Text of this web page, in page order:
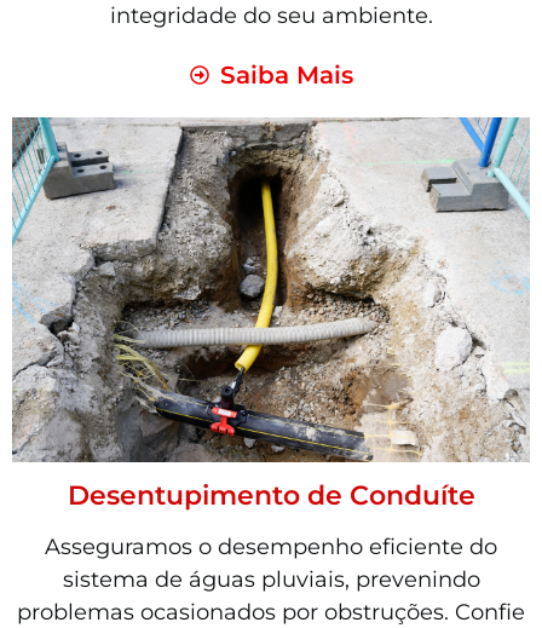
integridade do seu ambiente.
Saiba Mais
Desentupimento de Conduíte
Asseguramos o desempenho eficiente do
sistema de águas pluviais, prevenindo
problemas ocasionados por obstruções. Confie